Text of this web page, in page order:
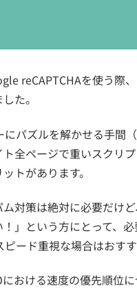
reCAPTCHAを使う際
た。
パズルを解かせる手間
全ページで重いスクリ
トがあります。
ム対策は絶対に必要だ
」という方にとって、
ード重視な場合はおす
おける速度の優先順位